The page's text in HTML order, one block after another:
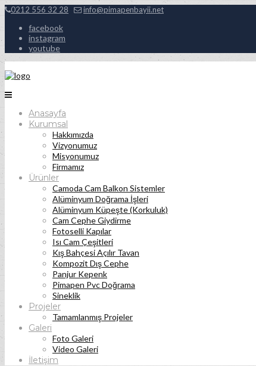
0212 556 32 28 info@pimapenbayii.net
facebook
instagram
youtube
Anasayfa
Kurumsal
Hakkımızda
Vizyonumuz
Misyonumuz
Firmamız
Ürünler
Camoda Cam Balkon Sistemler
Alüminyum Doğrama İşleri
Alüminyum Küpeşte (Korkuluk)
Cam Cephe Giydirme
Fotoselli Kapılar
Isı Cam Çeşitleri
Kış Bahçesi Açılır Tavan
Kompozit Dış Cephe
Panjur Kepenk
Pimapen Pvc Doğrama
Sineklik
Projeler
Tamamlanmış Projeler
Galeri
Foto Galeri
Video Galeri
İletişim